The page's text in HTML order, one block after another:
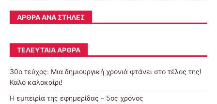
ΆΡΘΡΑ ΑΝΆ ΣΤΉΛΕΣ
ΤΕΛΕΥΤΑΊΑ ΆΡΘΡΑ
30o τεύχος: Μια δημιουργική χρονιά φτάνει στο τέλος της!
Καλό καλοκαίρι!
Η εμπειρία της εφημερίδας – 5ος χρόνος